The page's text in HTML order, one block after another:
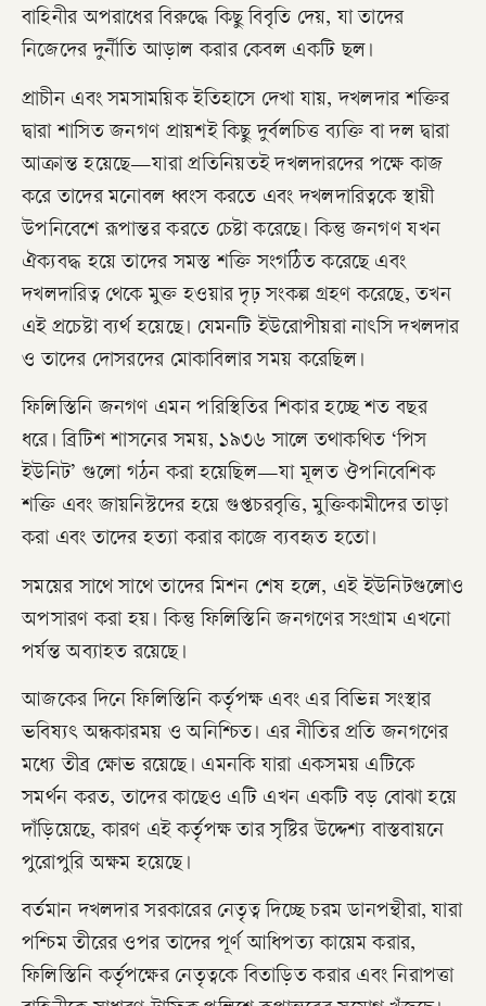
বাহিনীর অপরাধের বিরুদ্ধে কিছু বিবৃতি দেয়, যা তাদের
নিজেদের দুর্নীতি আড়াল করার কেবল একটি ছল।
প্রাচীন এবং সমসাময়িক ইতিহাসে দেখা যায়, দখলদার শক্তির
দ্বারা শাসিত জনগণ প্রায়শই কিছু দুর্বলচিত্ত ব্যক্তি বা দল দ্বারা
আক্রান্ত হয়েছে—যারা প্রতিনিয়তই দখলদারদের পক্ষে কাজ
করে তাদের মনোবল ধ্বংস করতে এবং দখলদারিত্বকে স্থায়ী
উপনিবেশে রূপান্তর করতে চেষ্টা করেছে। কিন্তু জনগণ যখন
ঐক্যবদ্ধ হয়ে তাদের সমস্ত শক্তি সংগঠিত করেছে এবং
দখলদারিত্ব থেকে মুক্ত হওয়ার দৃঢ় সংকল্প গ্রহণ করেছে, তখন
এই প্রচেষ্টা ব্যর্থ হয়েছে। যেমনটি ইউরোপীয়রা নাৎসি দখলদার
ও তাদের দোসরদের মোকাবিলার সময় করেছিল।
ফিলিস্তিনি জনগণ এমন পরিস্থিতির শিকার হচ্ছে শত বছর
ধরে। ব্রিটিশ শাসনের সময়, ১৯৩৬ সালে তথাকথিত ‘পিস
ইউনিট’ গুলো গঠন করা হয়েছিল—যা মূলত ঔপনিবেশিক
শক্তি এবং জায়নিস্টদের হয়ে গুপ্তচরবৃত্তি, মুক্তিকামীদের তাড়া
করা এবং তাদের হত্যা করার কাজে ব্যবহৃত হতো।
সময়ের সাথে সাথে তাদের মিশন শেষ হলে, এই ইউনিটগুলোও
অপসারণ করা হয়। কিন্তু ফিলিস্তিনি জনগণের সংগ্রাম এখনো
পর্যন্ত অব্যাহত রয়েছে।
আজকের দিনে ফিলিস্তিনি কর্তৃপক্ষ এবং এর বিভিন্ন সংস্থার
ভবিষ্যৎ অন্ধকারময় ও অনিশ্চিত। এর নীতির প্রতি জনগণের
মধ্যে তীব্র ক্ষোভ রয়েছে। এমনকি যারা একসময় এটিকে
সমর্থন করত, তাদের কাছেও এটি এখন একটি বড় বোঝা হয়ে
দাঁড়িয়েছে, কারণ এই কর্তৃপক্ষ তার সৃষ্টির উদ্দেশ্য বাস্তবায়নে
পুরোপুরি অক্ষম হয়েছে।
বর্তমান দখলদার সরকারের নেতৃত্ব দিচ্ছে চরম ডানপন্থীরা, যারা
পশ্চিম তীরের ওপর তাদের পূর্ণ আধিপত্য কায়েম করার,
ফিলিস্তিনি কর্তৃপক্ষের নেতৃত্বকে বিতাড়িত করার এবং নিরাপত্তা